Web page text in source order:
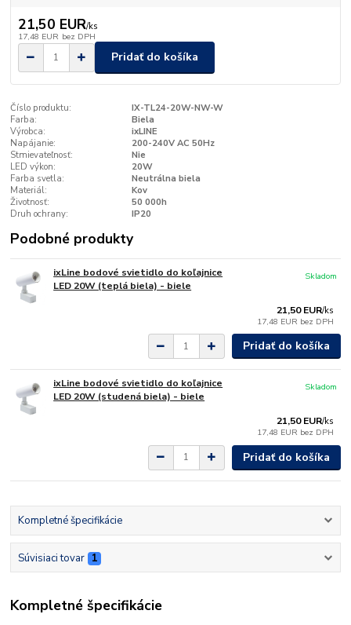
21,50 EUR/ks
17,48 EUR bez DPH
Pridať do košíka
Číslo produktu:
IX-TL24-20W-NW-W
Farba:
Biela
Výrobca:
ixLINE
Napájanie:
200-240V AC 50Hz
Stmievateľnosť:
Nie
LED výkon:
20W
Farba svetla:
Neutrálna biela
Materiál:
Kov
Životnosť:
50 000h
Druh ochrany:
IP20
Podobné produkty
ixLine bodové svietidlo do koľajnice
LED 20W (teplá biela) - biele
21,50 EUR/ks
17,48 EUR bez DPH
Skladom
Pridať do košíka
ixLine bodové svietidlo do koľajnice
LED 20W (studená biela) - biele
21,50 EUR/ks
17,48 EUR bez DPH
Skladom
Pridať do košíka
Kompletné špecifikácie
Súvisiaci tovar 1
Kompletné špecifikácie